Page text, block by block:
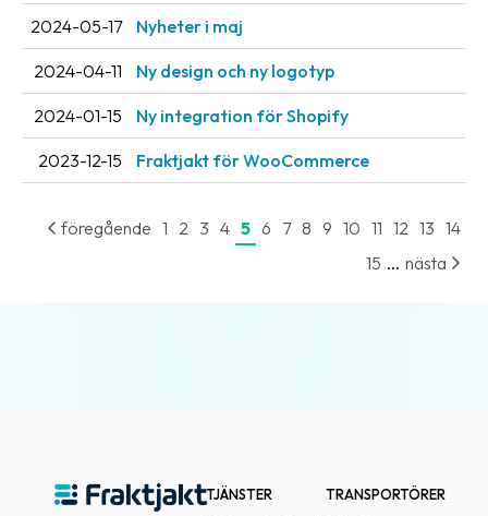
Nyhetsarkiv
Kontakta
oss
Villkor
Allmänna
2024-05-17 Nyheter i maj
2024-04-11 Ny design och ny logotyp
2024-01-15 Ny integration för Shopify
2023-12-15 Fraktjakt för WooCommerce
föregående 1 2 3 4 5 6 7 8 9 10 11 12 13 14
15 ... nästa
TJÄNSTER
TRANSPORTÖRER